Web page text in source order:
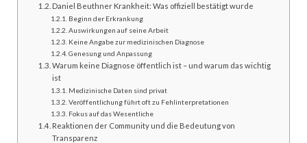
Daniel Beuthner Krankheit: Was offiziell bestätigt wurde
Beginn der Erkrankung
Auswirkungen auf seine Arbeit
Keine Angabe zur medizinischen Diagnose
Genesung und Anpassung
Warum keine Diagnose öffentlich ist – und warum das wichtig
ist
Medizinische Daten sind privat
Veröffentlichung führt oft zu Fehlinterpretationen
Fokus auf das Wesentliche
Reaktionen der Community und die Bedeutung von
Transparenz